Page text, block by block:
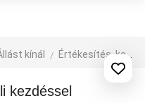
kínál Értékesítés, kereskedelem, üzlet
kezdéssel